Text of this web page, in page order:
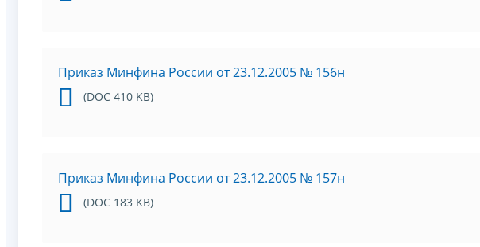
Приказ Минфина России от 23.12.2005 № 156н
(DOC 410 KB)
Приказ Минфина России от 23.12.2005 № 157н
(DOC 183 KB)